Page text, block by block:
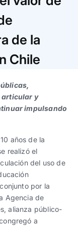
de la
Chile
articular y
impulsando
años de la
realizó el
del uso de
por la
Agencia de
alianza público-
a